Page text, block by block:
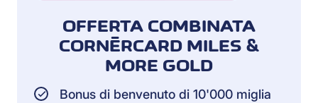
OFFERTA COMBINATA
CORNÈRCARD MILES &
MORE GOLD
Bonus di benvenuto di 10'000 miglia